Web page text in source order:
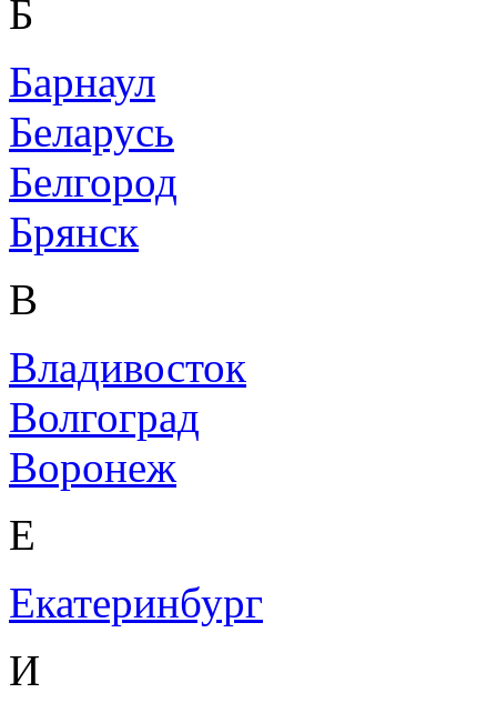
Б
Барнаул
Беларусь
Белгород
Брянск
В
Владивосток
Волгоград
Воронеж
Е
Екатеринбург
И